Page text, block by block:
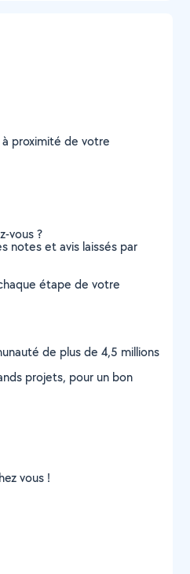
proximité de votre
vous ?
notes et avis laissés par
étape de votre
de plus de 4,5 millions
projets, pour un bon
vous !